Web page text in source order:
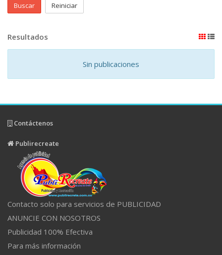
Buscar Reiniciar
Resultados
Sin publicaciones
Contáctenos
Publirecreate
Contacto solo para servicios de PUBLICIDAD
ANUNCIE CON NOSOTROS
Publicidad 100% Efectiva
Para más información